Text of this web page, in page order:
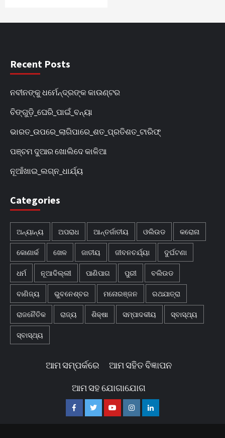
Recent Posts
ନବୀନଙ୍କୁ ଧର୍ମେନ୍ଦ୍ରଙ୍କ କାଉଣ୍ଟର
ଚିଙ୍ଗୁଡ଼ି_ଘେରି_ପାଇଁ_ବନ୍ୟା
ଭାରତ_ଉପରେ_ଲାଗିପାରେ_ଶତ_ପ୍ରତିଶତ_ଟାରିଫ୍
ପଞ୍ଚମ ଦୁଆର ଖୋଲିଦେ କାଳିଆ
ନୂଆଁଖାଇ_ଲଗ୍ନ_ଧାର୍ଯ୍ୟ
Categories
ଅନ୍ୟାନ୍ୟ ଅପରାଧ ଆନ୍ତର୍ଜାତୀୟ ଓଲିଉଡ କରୋନା
କୋଣାର୍କ ଖେଳ ଜାତୀୟ ଜୀବନଚର୍ଯ୍ୟା ଦୁର୍ଘଟଣା
ଧର୍ମ ନୂଆଦିଲ୍ଲୀ ପାଣିପାଗ ପୁରୀ ବଲିଉଡ
ବାଣିଜ୍ୟ ଭୁବନେଶ୍ବର ମନୋରଞ୍ଜନ ରଥଯାତ୍ରା
ରାଜନୈତିକ ରାଜ୍ୟ ଶିକ୍ଷା ସମ୍ପାଦକୀୟ ସ୍ବାସ୍ଥ୍ୟ
ସ୍ବାସ୍ଥ୍ୟ
ଆମ ସମ୍ପର୍କରେ ଆମ ସହିତ ବିଜ୍ଞାପନ
ଆମ ସହ ଯୋଗାଯୋଗ
FacebookTwitterYoutubeInstagramLinkedin